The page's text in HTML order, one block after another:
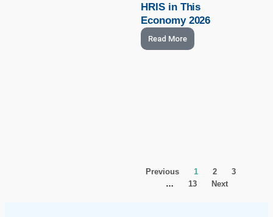
HRIS in This
Economy 2026
Read More
Previous 1 2
3
…
13 Next